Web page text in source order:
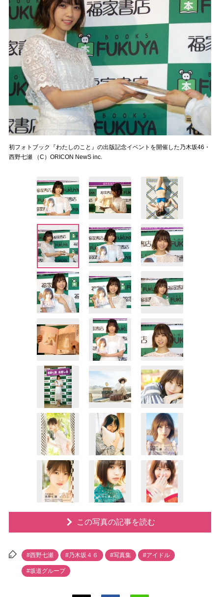
初フォトブック『わたしのこと』の出版記念イベントを開催した乃木坂46・
西野七瀬 （C）ORICON NewS inc.
この写真の記事を読む
#西野七瀬 #乃木坂４６ #写真集 #アイドル
#坂道グループ